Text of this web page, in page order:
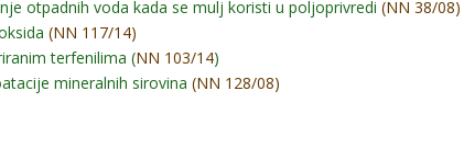
otpadnih voda kada se mulj koristi u poljoprivredi (NN 38/08)
(NN 117/14)
terfenilima (NN 103/14)
mineralnih sirovina (NN 128/08)